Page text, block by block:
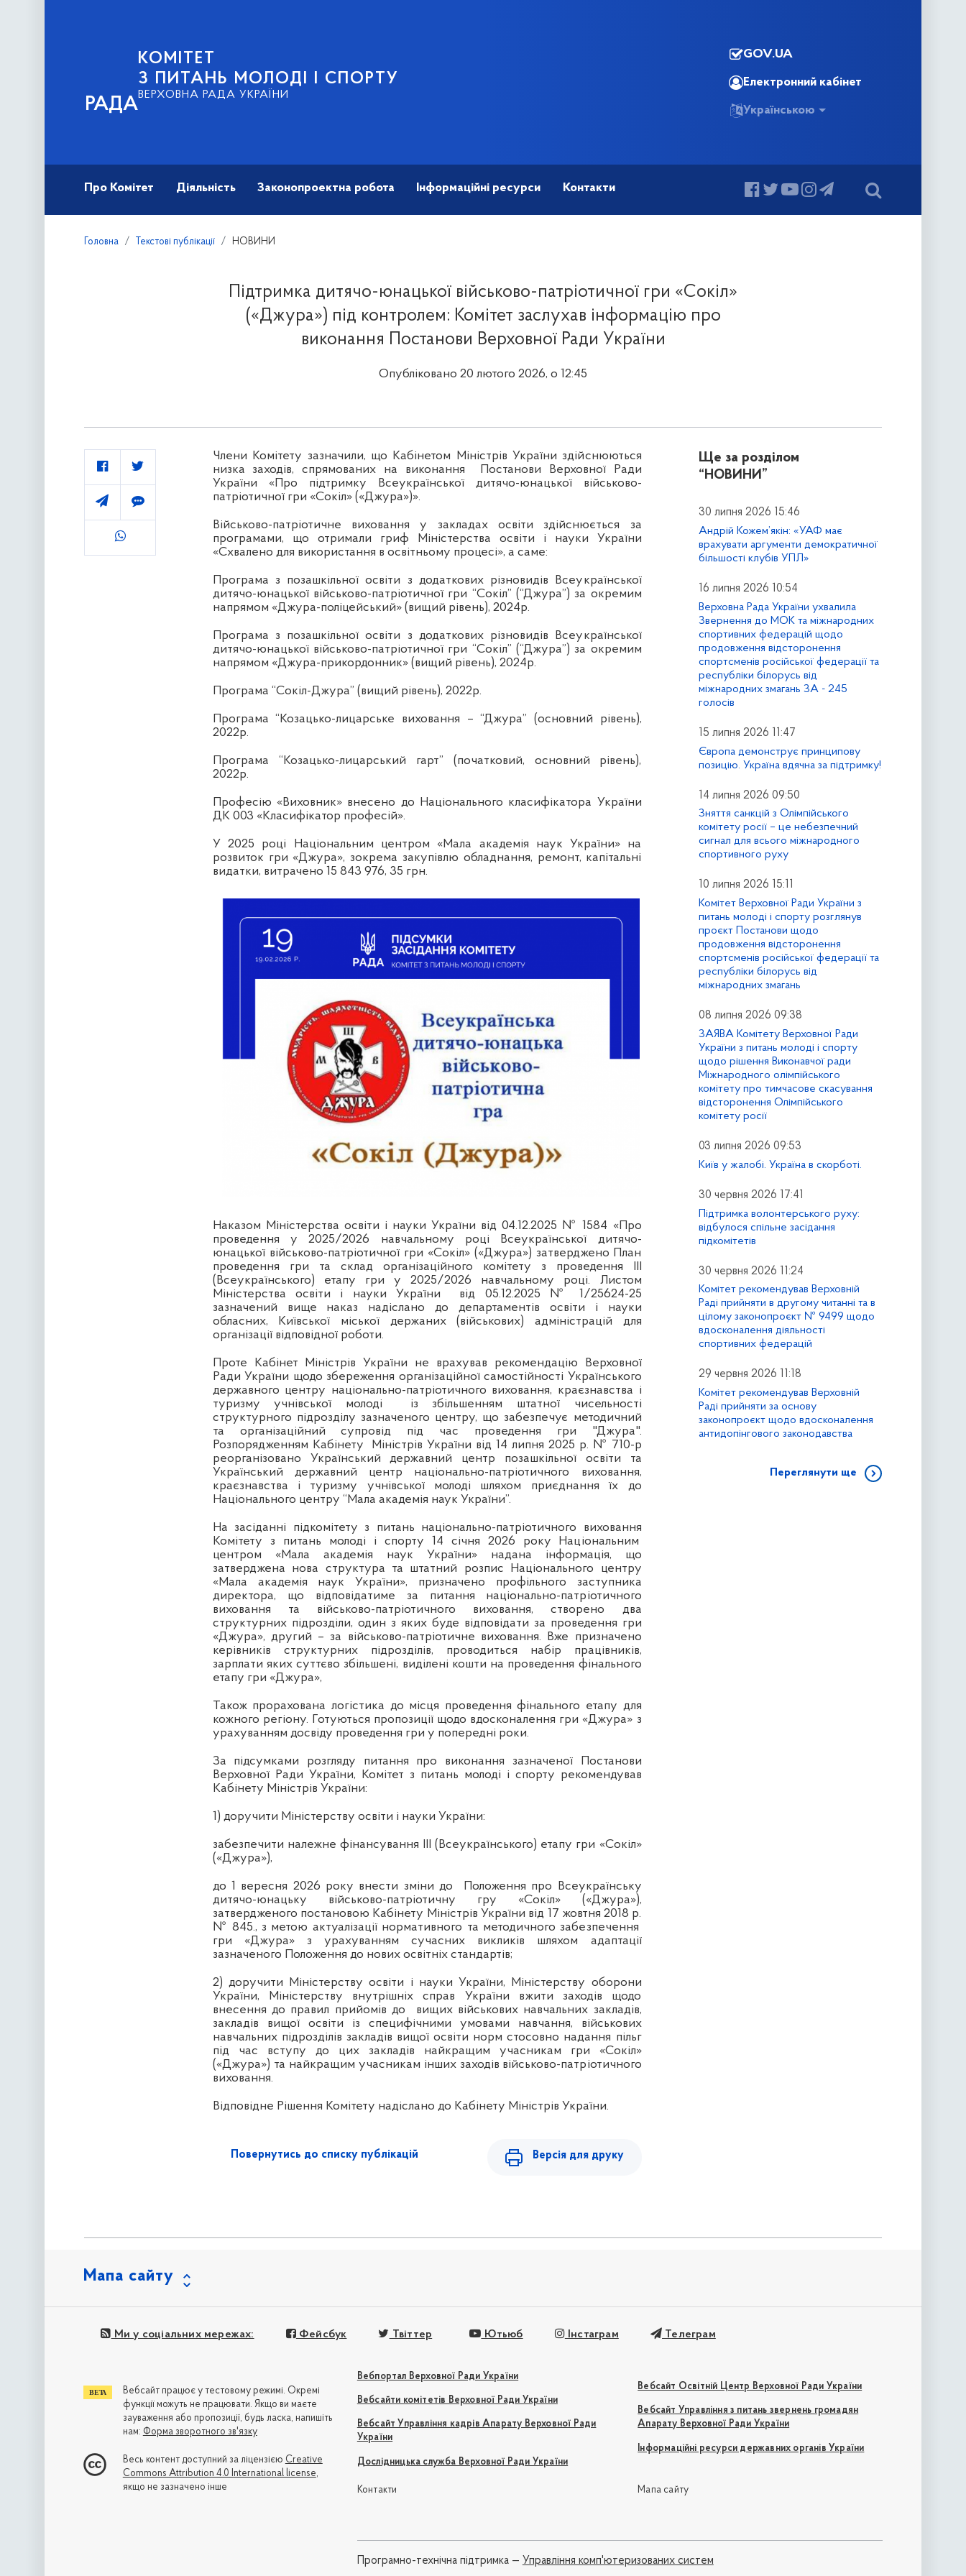
РАДА
КОМІТЕТ
З ПИТАНЬ МОЛОДІ І СПОРТУ
ВЕРХОВНА РАДА УКРАЇНИ
GOV.UA
Електронний кабінет
Українською
Про Комітет Діяльність Законопроектна робота Інформаційні ресурси Контакти
Головна Текстові публікації НОВИНИ
Підтримка дитячо-юнацької військово-патріотичної гри «Сокіл»
(«Джура») під контролем: Комітет заслухав інформацію про
виконання Постанови Верховної Ради України
Опубліковано 20 лютого 2026, о 12:45
Члени Комітету зазначили, що Кабінетом Міністрів України здійснюються
низка заходів, спрямованих на виконання
Постанови Верховної Ради
України «Про підтримку Всеукраїнської дитячо-юнацької військово-
патріотичної гри «Сокіл» («Джура»)».
Військово-патріотичне виховання у закладах освіти здійснюється за
програмами, що отримали гриф Міністерства освіти і науки України
«Схвалено для використання в освітньому процесі», а саме:
Програма з позашкільної освіти з додаткових різновидів Всеукраїнської
дитячо-юнацької військово-патріотичної гри “Сокіл” (“Джура”) за окремим
напрямом «Джура-поліцейський» (вищий рівень), 2024р.
Програма з позашкільної освіти з додаткових різновидів Всеукраїнської
дитячо-юнацької військово-патріотичної гри “Сокіл” (“Джура”) за окремим
напрямом «Джура-прикордонник» (вищий рівень), 2024р.
Програма “Сокіл-Джура” (вищий рівень), 2022р.
Програма “Козацько-лицарське виховання – “Джура” (основний рівень),
2022р.
Програма “Козацько-лицарський гарт” (початковий, основний рівень),
2022р.
Професію «Виховник» внесено до Національного класифікатора України
ДК 003 «Класифікатор професій».
У 2025 році Національним центром «Мала академія наук України» на
розвиток гри «Джура», зокрема закупівлю обладнання, ремонт, капітальні
видатки, витрачено 15 843 976, 35 грн.
Наказом Міністерства освіти і науки України від 04.12.2025 № 1584 «Про
проведення у 2025/2026 навчальному році Всеукраїнської дитячо-
юнацької військово-патріотичної гри «Сокіл» («Джура») затверджено План
проведення гри та склад організаційного комітету з проведення ІІІ
(Всеукраїнського) етапу гри у 2025/2026 навчальному році. Листом
Міністерства освіти і науки України
від 05.12.2025 № 1/25624-25
зазначений вище наказ надіслано до департаментів освіти і науки
обласних, Київської міської держаних (військових) адміністрацій для
організації відповідної роботи.
Проте Кабінет Міністрів України не врахував рекомендацію Верховної
Ради України щодо збереження організаційної самостійності Українського
державного центру національно-патріотичного виховання, краєзнавства і
туризму учнівської молоді із збільшенням штатної чисельності
структурного підрозділу зазначеного центру, що забезпечує методичний
та організаційний супровід під час проведення гри "Джура".
Розпорядженням Кабінету
Міністрів України від 14 липня 2025 р. № 710-р
реорганізовано Український державний центр позашкільної освіти та
Український державний центр національно-патріотичного виховання,
краєзнавства і туризму учнівської молоді шляхом приєднання їх до
Національного центру “Мала академія наук України”.
На засіданні підкомітету з питань національно-патріотичного виховання
Комітету з питань молоді і спорту 14 січня 2026 року Національним
центром «Мала академія наук України» надана інформація, що
затверджена нова структура та штатний розпис Національного центру
«Мала академія наук України», призначено профільного заступника
директора, що відповідатиме за питання національно-патріотичного
виховання та військово-патріотичного виховання, створено два
структурних підрозділи, один з яких буде відповідати за проведення гри
«Джура», другий – за військово-патріотичне виховання. Вже призначено
керівників структурних підрозділів, проводиться набір працівників,
зарплати яких суттєво збільшені, виділені кошти на проведення фінального
етапу гри «Джура»,
Також прорахована логістика до місця проведення фінального етапу для
кожного регіону. Готуються пропозиції щодо вдосконалення гри «Джура» з
урахуванням досвіду проведення гри у попередні роки.
За підсумками розгляду питання про виконання зазначеної Постанови
Верховної Ради України, Комітет з питань молоді і спорту рекомендував
Кабінету Міністрів України:
1) доручити Міністерству освіти і науки України:
забезпечити належне фінансування ІІІ (Всеукраїнського) етапу гри «Сокіл»
(«Джура»),
до 1 вересня 2026 року внести зміни до
Положення про Всеукраїнську
дитячо-юнацьку військово-патріотичну гру «Сокіл» («Джура»),
затвердженого постановою Кабінету Міністрів України від 17 жовтня 2018 р.
№ 845., з метою актуалізації нормативного та методичного забезпечення
гри «Джура» з урахуванням сучасних викликів шляхом адаптації
зазначеного Положення до нових освітніх стандартів;
2) доручити Міністерству освіти і науки України, Міністерству оборони
України, Міністерству внутрішніх справ України вжити заходів щодо
внесення до правил прийомів до
вищих військових навчальних закладів,
закладів вищої освіти із специфічними умовами навчання, військових
навчальних підрозділів закладів вищої освіти норм стосовно надання пільг
під час вступу до цих закладів найкращим учасникам гри «Сокіл»
(«Джура») та найкращим учасникам інших заходів військово-патріотичного
виховання.
Відповідне Рішення Комітету надіслано до Кабінету Міністрів України.
Повернутись до списку публікацій Версія для друку
Ще за розділом
“НОВИНИ”
30 липня 2026 15:46
Андрій Кожем’якін: «УАФ має
врахувати аргументи демократичної
більшості клубів УПЛ»
16 липня 2026 10:54
Верховна Рада України ухвалила
Звернення до МОК та міжнародних
спортивних федерацій щодо
продовження відсторонення
спортсменів російської федерації та
республіки білорусь від
міжнародних змагань ЗА - 245
голосів
15 липня 2026 11:47
Європа демонструє принципову
позицію. Україна вдячна за підтримку!
14 липня 2026 09:50
Зняття санкцій з Олімпійського
комітету росії – це небезпечний
сигнал для всього міжнародного
спортивного руху
10 липня 2026 15:11
Комітет Верховної Ради України з
питань молоді і спорту розглянув
проєкт Постанови щодо
продовження відсторонення
спортсменів російської федерації та
республіки білорусь від
міжнародних змагань
08 липня 2026 09:38
ЗАЯВА Комітету Верховної Ради
України з питань молоді і спорту
щодо рішення Виконавчої ради
Міжнародного олімпійського
комітету про тимчасове скасування
відсторонення Олімпійського
комітету росії
03 липня 2026 09:53
Київ у жалобі. Україна в скорботі.
30 червня 2026 17:41
Підтримка волонтерського руху:
відбулося спільне засідання
підкомітетів
30 червня 2026 11:24
Комітет рекомендував Верховній
Раді прийняти в другому читанні та в
цілому законопроєкт № 9499 щодо
вдосконалення діяльності
спортивних федерацій
29 червня 2026 11:18
Комітет рекомендував Верховній
Раді прийняти за основу
законопроєкт щодо вдосконалення
антидопінгового законодавства
Переглянути ще
Мапа сайту
Ми у соціальних мережах: Фейсбук Твіттер Ютьюб Інстаграм Телеграм
Вебпортал Верховної Ради України
Вебсайти комітетів Верховної Ради України
Вебсайт Управління кадрів Апарату Верховної Ради
України
Дослідницька служба Верховної Ради України
Вебсайт Освітній Центр Верховної Ради України
Вебсайт Управління з питань звернень громадян
Апарату Верховної Ради України
Інформаційні ресурси державних органів України
Контакти Мапа сайту
Програмно-технічна підтримка — Управління комп'ютеризованих систем
Вебсайт працює у тестовому режимі. Окремі
функції можуть не працювати. Якщо ви маєте
зауваження або пропозиції, будь ласка, напишіть
нам: Форма зворотного зв'язку
Весь контент доступний за ліцензією Creative
Commons Attribution 4.0 International license,
якщо не зазначено інше